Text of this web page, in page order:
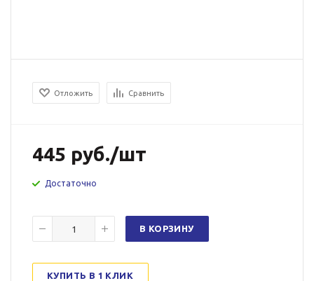
Отложить Сравнить
445 руб./шт
Достаточно
В КОРЗИНУ
КУПИТЬ В 1 КЛИК